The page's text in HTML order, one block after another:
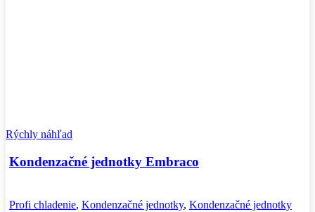
Rýchly náhľad
Kondenzačné jednotky Embraco
Profi chladenie, Kondenzačné jednotky, Kondenzačné jednotky